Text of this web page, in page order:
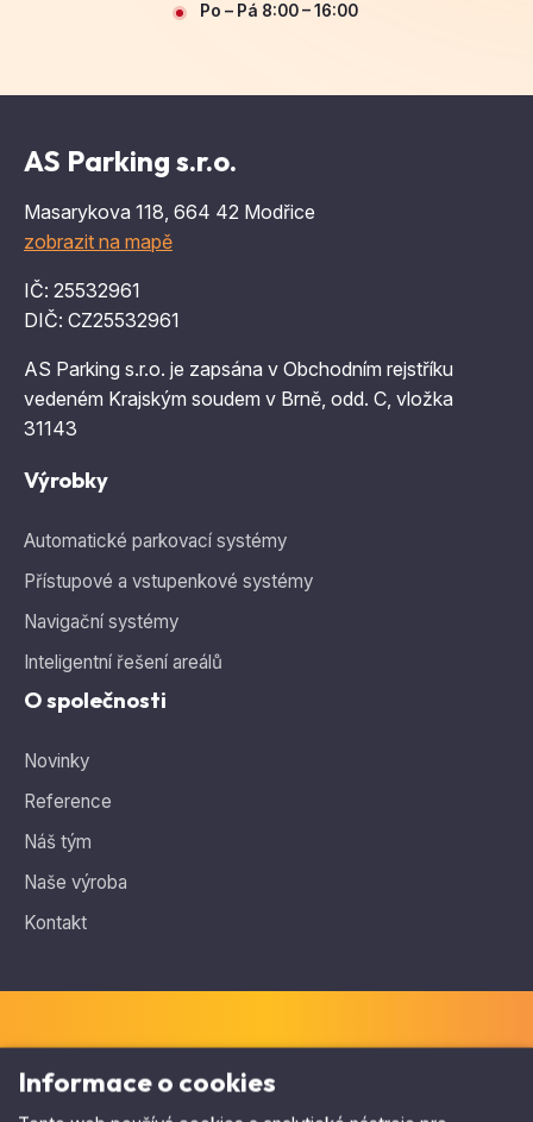
Po – Pá 8:00 – 16:00
AS Parking s.r.o.
Masarykova 118, 664 42 Modřice
zobrazit na mapě
IČ: 25532961
DIČ: CZ25532961
AS Parking s.r.o. je zapsána v Obchodním rejstříku
vedeném Krajským soudem v Brně, odd. C, vložka
31143
Výrobky
Automatické parkovací systémy
Přístupové a vstupenkové systémy
Navigační systémy
Inteligentní řešení areálů
O společnosti
Novinky
Reference
Náš tým
Naše výroba
Kontakt
Potřebujete poradit, hledáte ideální řešení?
Ozvěte se nám
Tento web používá cookies a analytické nástroje pro
sledování návštěvnosti, které mohou obsahovat osobní
údaje. Zároveň je vám také personalizován obsah a
zobrazeny relevantní nabídky pomoci cílené reklamy na